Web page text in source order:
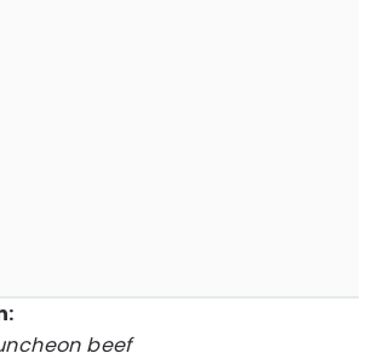
beef